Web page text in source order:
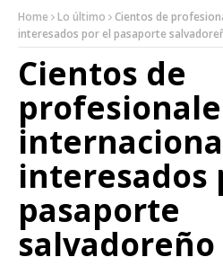
Home Lo último
Cientos de
interesados por el pasaporte
Cientos de
interesados
pasaporte
salvadoreño